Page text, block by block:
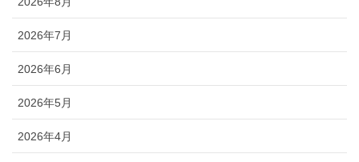
2026年7月
2026年6月
2026年5月
2026年4月